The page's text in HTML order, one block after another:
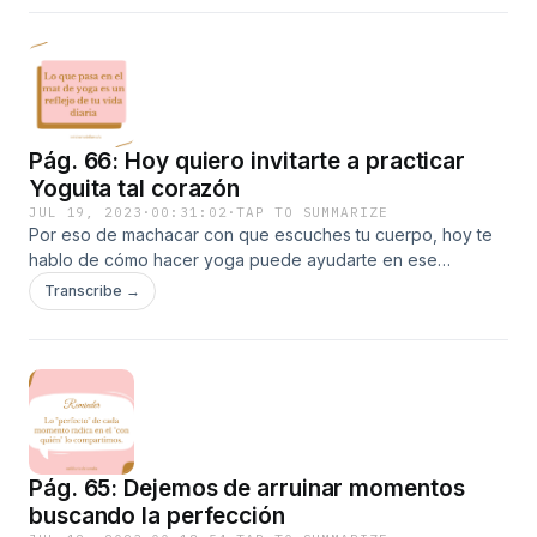
los hábitos que construyen una vida feliz.
Pág. 66: Hoy quiero invitarte a practicar
Yoguita tal corazón
JUL 19, 2023 · 00:31:02 ·TAP TO SUMMARIZE
Por eso de machacar con que escuches tu cuerpo, hoy te
hablo de cómo hacer yoga puede ayudarte en ese
proceso.
Transcribe →
Pág. 65: Dejemos de arruinar momentos
buscando la perfección